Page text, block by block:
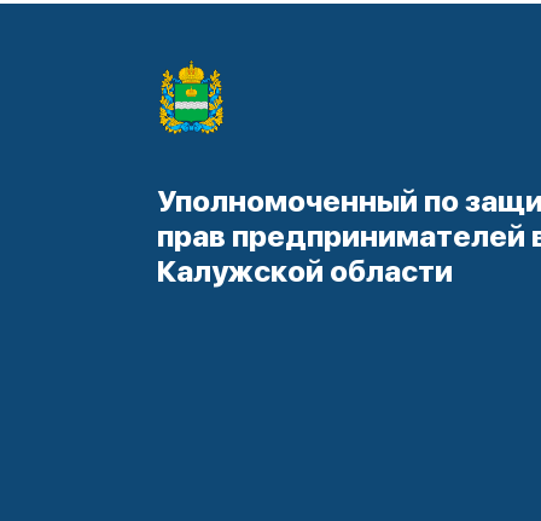
Уполномоченный по
прав предпринимателей
Калужской области